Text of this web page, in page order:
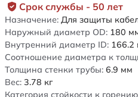
Срок службы - 50 лет
Назначение: Для защиты
Наружный диаметр OD: 180
Внутренний диаметр ID: 166.2
Соотношение диаметра к
Толщина стенки трубы: 6.9 мм
Вес: 3.78 кг